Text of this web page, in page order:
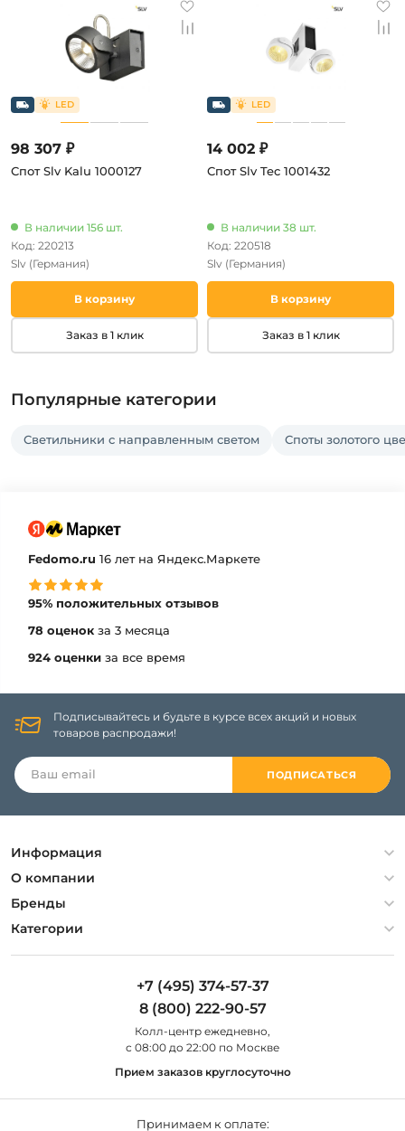
98 307 ₽
Спот Slv Kalu 1000127
В наличии 156 шт.
Код: 220213
Slv (Германия)
В корзину
Заказ в 1 клик
14 002 ₽
Спот Slv Tec 1001432
В наличии 38 шт.
Код: 220518
Slv (Германия)
В корзину
Заказ в 1 клик
Популярные категории
Светильники с направленным светом Споты золотого
Fedomo.ru 16 лет на Яндекс.Маркете
95% положительных отзывов
78 оценок за 3 месяца
924 оценки за все время
Подписывайтесь и будьте в курсе всех акций и новых
товаров распродажи!
ПОДПИСАТЬСЯ
Информация
Политика конфиденциальности
Гарантия
Оплата и доставка
О компании
О компании
Контакты
Бренды
Artelamp
Категории
Люстры
Уличные светильники
+7 (495) 374-57-37
8 (800) 222-90-57
Колл-центр eжедневно,
с 08:00 до 22:00 по Москве
Прием заказов круглосуточно
Принимаем к оплате: